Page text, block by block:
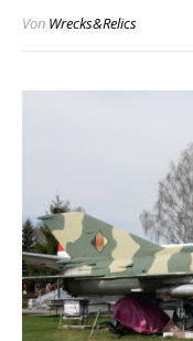
Von Wrecks&Relics